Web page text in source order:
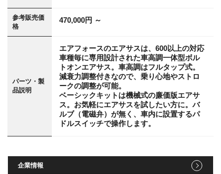
参考販売価
格
470,000円 ～
パーツ・製
品説明
エアフォースのエアサスは、600以上の対応
車種毎に専用設計された車高調一体型ボル
トオンエアサス。車高調はフルタップ式。
減衰力調整付きなので、乗り心地やストロ
ークの調整が可能。
ベーシックキットは機械式の廉価版エアサ
ス。お気軽にエアサスを試したい方に。バ
ルブ（電磁弁）が無く、車内に設置するパ
ドルスイッチで操作します。
企業情報